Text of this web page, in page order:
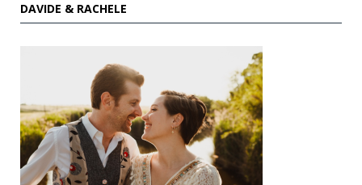
DAVIDE & RACHELE